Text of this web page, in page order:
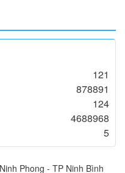
121
878891
124
4688968
5
Phong - TP Ninh Bình